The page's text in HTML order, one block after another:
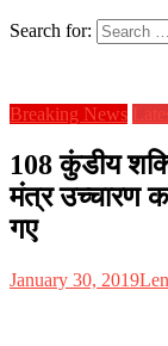
Search for:
Breaking News
108 कुंडीय
मंत्र उच्चारण
गए
January 30, 2019